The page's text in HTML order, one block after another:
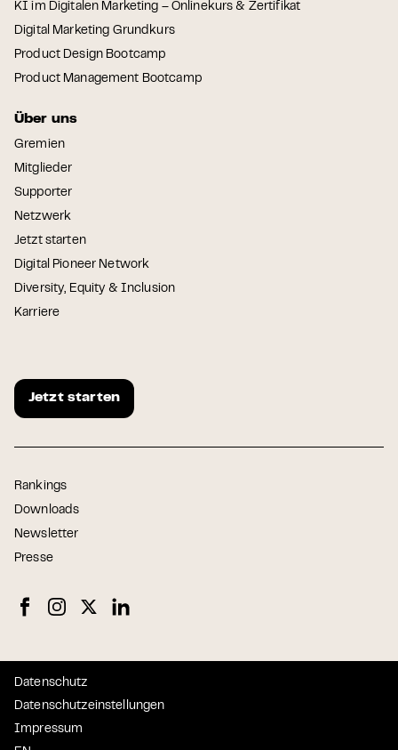
KI im Digitalen Marketing – Onlinekurs & Zertifikat
Digital Marketing Grundkurs
Product Design Bootcamp
Product Management Bootcamp
Über uns
Gremien
Mitglieder
Supporter
Netzwerk
Jetzt starten
Digital Pioneer Network
Diversity, Equity & Inclusion
Karriere
Jetzt starten
Rankings
Downloads
Newsletter
Presse
Datenschutz
Datenschutzeinstellungen
Impressum